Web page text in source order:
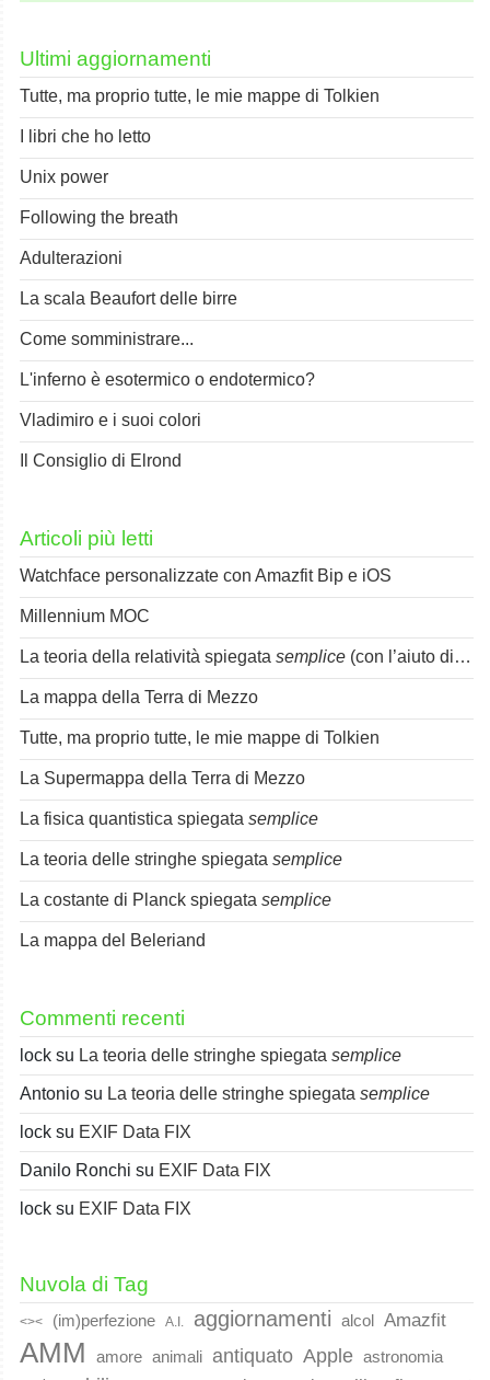
Ultimi aggiornamenti
Tutte, ma proprio tutte, le mie mappe di Tolkien
I libri che ho letto
Unix power
Following the breath
Adulterazioni
La scala Beaufort delle birre
Come somministrare...
L'inferno è esotermico o endotermico?
Vladimiro e i suoi colori
Il Consiglio di Elrond
Articoli più letti
Watchface personalizzate con Amazfit Bip e iOS
Millennium MOC
La teoria della relatività spiegata semplice (con l’aiuto di Spok)
La mappa della Terra di Mezzo
Tutte, ma proprio tutte, le mie mappe di Tolkien
La Supermappa della Terra di Mezzo
La fisica quantistica spiegata semplice
La teoria delle stringhe spiegata semplice
La costante di Planck spiegata semplice
La mappa del Beleriand
Commenti recenti
lock su La teoria delle stringhe spiegata semplice
Antonio su La teoria delle stringhe spiegata semplice
lock su EXIF Data FIX
Danilo Ronchi su EXIF Data FIX
lock su EXIF Data FIX
Nuvola di Tag
<>< (im)perfezione A.I. aggiornamenti alcol Amazfit
AMM amore animali antiquato Apple astronomia